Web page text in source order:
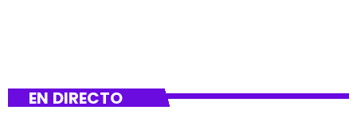
EN DIRECTO